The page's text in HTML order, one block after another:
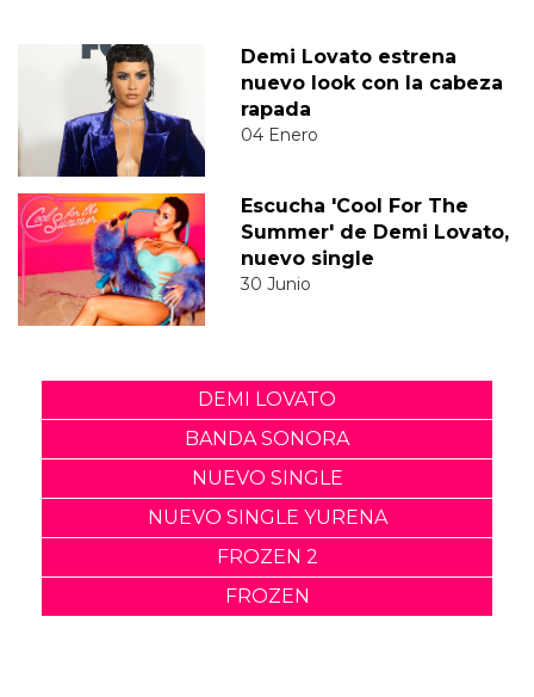
Demi Lovato estrena
nuevo look con la cabeza
rapada
04 Enero
Escucha 'Cool For The
Summer' de Demi Lovato,
nuevo single
30 Junio
DEMI LOVATO
BANDA SONORA
NUEVO SINGLE
NUEVO SINGLE YURENA
FROZEN 2
FROZEN